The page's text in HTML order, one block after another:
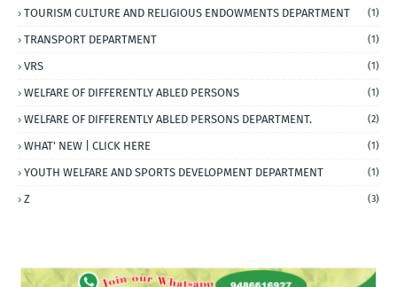
TOURISM CULTURE AND RELIGIOUS ENDOWMENTS DEPARTMENT (1)
TRANSPORT DEPARTMENT (1)
VRS (1)
WELFARE OF DIFFERENTLY ABLED PERSONS (1)
WELFARE OF DIFFERENTLY ABLED PERSONS DEPARTMENT. (2)
WHAT' NEW | CLICK HERE (1)
YOUTH WELFARE AND SPORTS DEVELOPMENT DEPARTMENT (1)
Z (3)